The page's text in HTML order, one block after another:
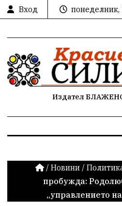
Вход
понеделник,
Издател
/ Новини /
пробужда:
„управлението